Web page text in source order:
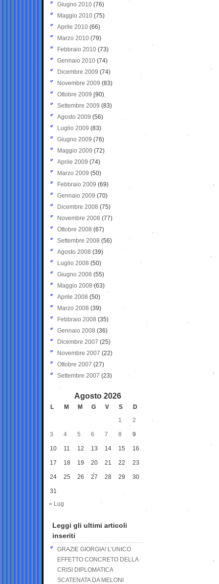
Giugno 2010 (76)
Maggio 2010 (75)
Aprile 2010 (66)
Marzo 2010 (79)
Febbraio 2010 (73)
Gennaio 2010 (74)
Dicembre 2009 (74)
Novembre 2009 (83)
Ottobre 2009 (90)
Settembre 2009 (83)
Agosto 2009 (56)
Luglio 2009 (83)
Giugno 2009 (76)
Maggio 2009 (72)
Aprile 2009 (74)
Marzo 2009 (50)
Febbraio 2009 (69)
Gennaio 2009 (70)
Dicembre 2008 (75)
Novembre 2008 (77)
Ottobre 2008 (67)
Settembre 2008 (56)
Agosto 2008 (39)
Luglio 2008 (50)
Giugno 2008 (55)
Maggio 2008(63)
Aprile 2008 (50)
Marzo 2008 (39)
Febbraio 2008 (35)
Gennaio 2008 (36)
Dicembre 2007 (25)
Novembre 2007 (22)
Ottobre 2007 (27)
Settembre 2007 (23)
Agosto 2026
L M M G V S
D
1
2
3 4 5 6 7 8 9
10 11 12 13 14 15 16
17 18 19 20 21 22 23
24 25 26 27 28 29 30
31
« Lug
Leggi gli ultimi articoli
inseriti
GRAZIE GIORGIA! L’UNICO
EFFETTO CONCRETO DELLA
CRISI DIPLOMATICA
SCATENATA DA MELONI